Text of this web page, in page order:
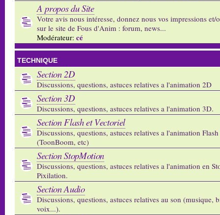
A propos du Site
Votre avis nous intéresse, donnez nous vos impressions et/
sur le site de Fous d'Anim : forum, news...
Modérateur: cé
TECHNIQUE
Section 2D
Discussions, questions, astuces relatives a l'animation 2D
Section 3D
Discussions, questions, astuces relatives a l'animation 3D.
Section Flash et Vectoriel
Discussions, questions, astuces relatives a l'animation
(ToonBoom, etc)
Section StopMotion
Discussions, questions, astuces relatives a l'animation en
Pixilation.
Section Audio
Discussions, questions, astuces relatives au son (musique,
voix...).